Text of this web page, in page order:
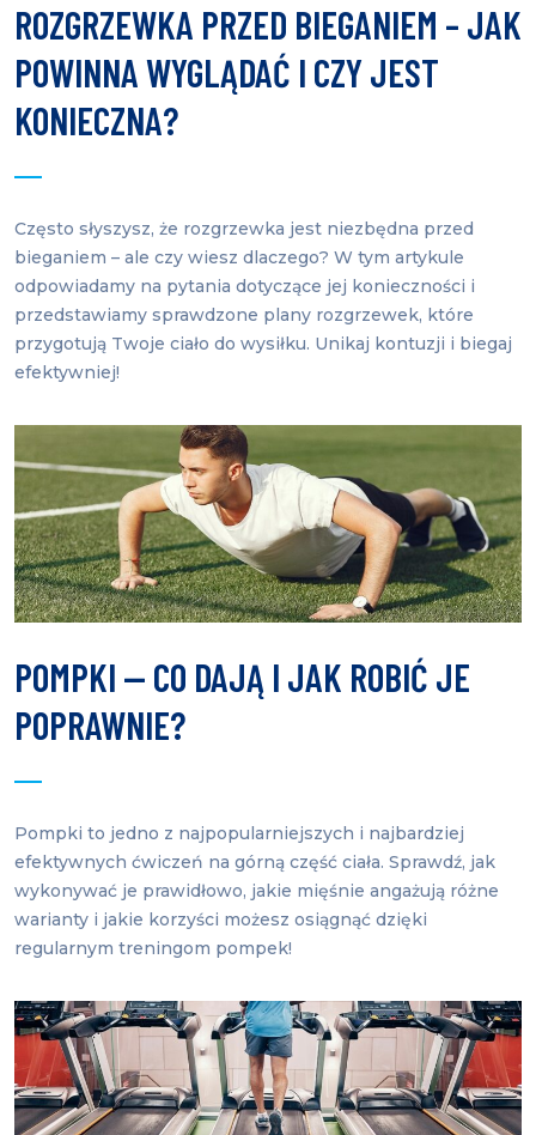
ROZGRZEWKA PRZED BIEGANIEM – JAK
POWINNA WYGLĄDAĆ I CZY JEST
KONIECZNA?
Często słyszysz, że rozgrzewka jest niezbędna przed
bieganiem – ale czy wiesz dlaczego? W tym artykule
odpowiadamy na pytania dotyczące jej konieczności i
przedstawiamy sprawdzone plany rozgrzewek, które
przygotują Twoje ciało do wysiłku. Unikaj kontuzji i biegaj
efektywniej!
POMPKI — CO DAJĄ I JAK ROBIĆ JE
POPRAWNIE?
Pompki to jedno z najpopularniejszych i najbardziej
efektywnych ćwiczeń na górną część ciała. Sprawdź, jak
wykonywać je prawidłowo, jakie mięśnie angażują różne
warianty i jakie korzyści możesz osiągnąć dzięki
regularnym treningom pompek!